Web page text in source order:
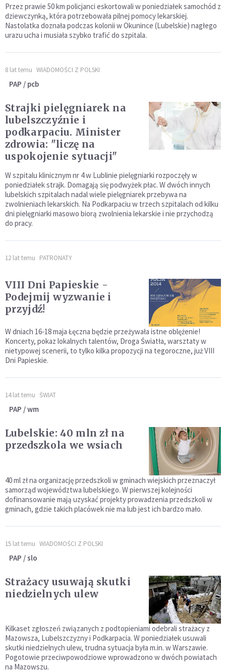
Przez prawie 50 km policjanci eskortowali w poniedziałek samochód z
dziewczynką, która potrzebowała pilnej pomocy lekarskiej.
Nastolatka doznała podczas kolonii w Okunince (Lubelskie) nagłego
urazu ucha i musiała szybko trafić do szpitala.
8 lat temu WIADOMOŚCI Z POLSKI
PAP / pcb
Strajki pielęgniarek na
lubelszczyźnie i
podkarpaciu. Minister
zdrowia: "liczę na
uspokojenie sytuacji"
W szpitalu klinicznym nr 4 w Lublinie pielęgniarki rozpoczęły w
poniedziałek strajk. Domagają się podwyżek płac. W dwóch innych
lubelskich szpitalach nadal wiele pielęgniarek przebywa na
zwolnieniach lekarskich. Na Podkarpaciu w trzech szpitalach od kilku
dni pielęgniarki masowo biorą zwolnienia lekarskie i nie przychodzą
do pracy.
12 lat temu PATRONATY
VIII Dni Papieskie -
Podejmij wyzwanie i
przyjdź!
W dniach 16-18 maja Łęczna będzie przeżywała istne oblężenie!
Koncerty, pokaz lokalnych talentów, Droga Światła, warsztaty w
nietypowej scenerii, to tylko kilka propozycji na tegoroczne, już VIII
Dni Papieskie.
14 lat temu ŚWIAT
PAP / wm
Lubelskie: 40 mln zł na
przedszkola we wsiach
40 ml zł na organizację przedszkoli w gminach wiejskich przeznaczył
samorząd województwa lubelskiego. W pierwszej kolejności
dofinansowanie mają uzyskać projekty prowadzenia przedszkoli w
gminach, gdzie takich placówek nie ma lub jest ich bardzo mało.
15 lat temu WIADOMOŚCI Z POLSKI
PAP / slo
Strażacy usuwają skutki
niedzielnych ulew
Kilkaset zgłoszeń związanych z podtopieniami odebrali strażacy z
Mazowsza, Lubelszczyzny i Podkarpacia. W poniedziałek usuwali
skutki niedzielnych ulew, trudna sytuacja była m.in. w Warszawie.
Pogotowie przeciwpowodziowe wprowadzono w dwóch powiatach
na Mazowszu.